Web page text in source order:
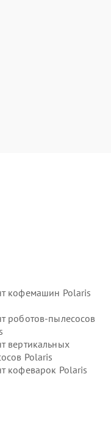
кофемашин Polaris
роботов-пылесосов
вертикальных
Polaris
кофеварок Polaris